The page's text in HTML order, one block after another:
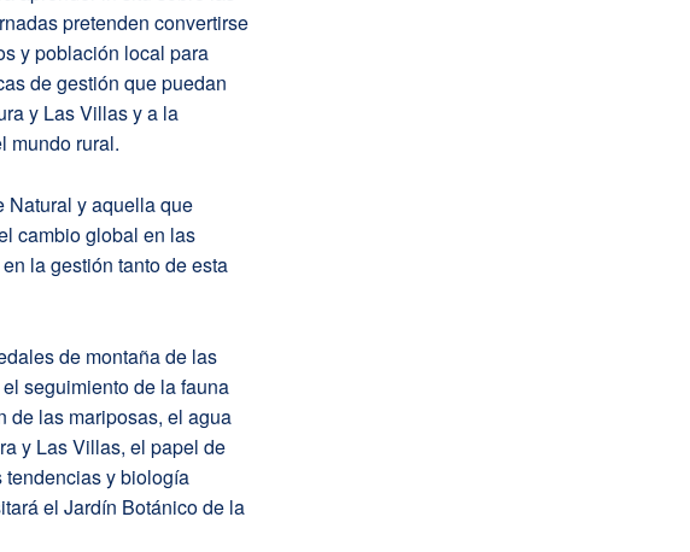
pretenden convertirse
y población local para
de gestión que puedan
y Las Villas y a la
mundo rural.
Natural y aquella que
cambio global en las
la gestión tanto de esta
de montaña de las
seguimiento de la fauna
de las mariposas, el agua
y Las Villas, el papel de
tendencias y biología
el Jardín Botánico de la